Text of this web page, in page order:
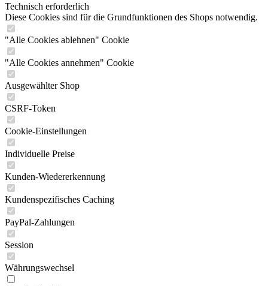
Technisch erforderlich
Diese Cookies sind für die Grundfunktionen des Shops notwendig.
"Alle Cookies ablehnen" Cookie
"Alle Cookies annehmen" Cookie
Ausgewählter Shop
CSRF-Token
Cookie-Einstellungen
Individuelle Preise
Kunden-Wiedererkennung
Kundenspezifisches Caching
PayPal-Zahlungen
Session
Währungswechsel